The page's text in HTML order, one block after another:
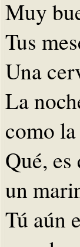
Muy
Tus
Una
La
como
Qué,
un
Tú aún